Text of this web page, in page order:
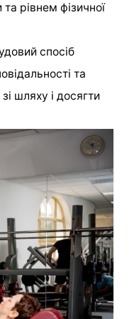
рівнем фізичної
спосіб
та
шляху і досягти